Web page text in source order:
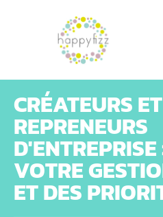
CRÉATEURS ET
REPRENEURS
VOTRE
ET DES